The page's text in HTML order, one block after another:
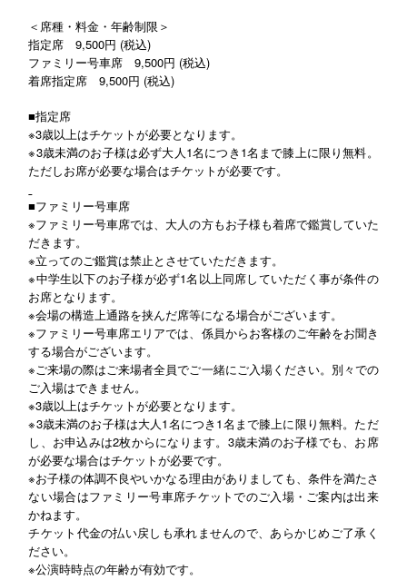
＜席種・料金・年齢制限＞
指定席 9,500円 (税込)
ファミリー号車席 9,500円 (税込)
着席指定席 9,500円 (税込)
■指定席
※3歳以上はチケットが必要となります。
※3歳未満のお子様は必ず大人1名につき1名まで膝上に限り無料。
ただしお席が必要な場合はチケットが必要です。
■ファミリー号車席
※ファミリー号車席では、大人の方もお子様も着席で鑑賞していた
だきます。
※立ってのご鑑賞は禁止とさせていただきます。
※中学生以下のお子様が必ず1名以上同席していただく事が条件の
お席となります。
※会場の構造上通路を挟んだ席等になる場合がございます。
※ファミリー号車席エリアでは、係員からお客様のご年齢をお聞き
する場合がございます。
※ご来場の際はご来場者全員でご一緒にご入場ください。別々での
ご入場はできません。
※3歳以上はチケットが必要となります。
※3歳未満のお子様は大人1名につき1名まで膝上に限り無料。ただ
し、お申込みは2枚からになります。3歳未満のお子様でも、お席
が必要な場合はチケットが必要です。
※お子様の体調不良やいかなる理由がありましても、条件を満たさ
ない場合はファミリー号車席チケットでのご入場・ご案内は出来
かねます。
チケット代金の払い戻しも承れませんので、あらかじめご了承く
ださい。
※公演時時点の年齢が有効です。